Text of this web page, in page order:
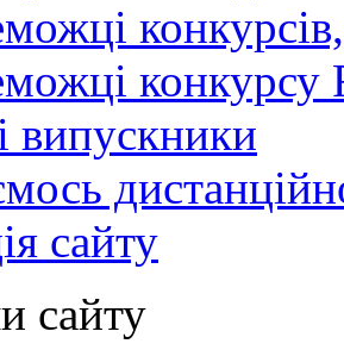
конкурсу
випускники
сайту
сайту